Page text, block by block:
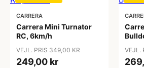
CARRERA
Carrera Mini Turnator
RC, 6km/h
VEJL. PRIS 349,00 KR
249,00 kr
VEJL.